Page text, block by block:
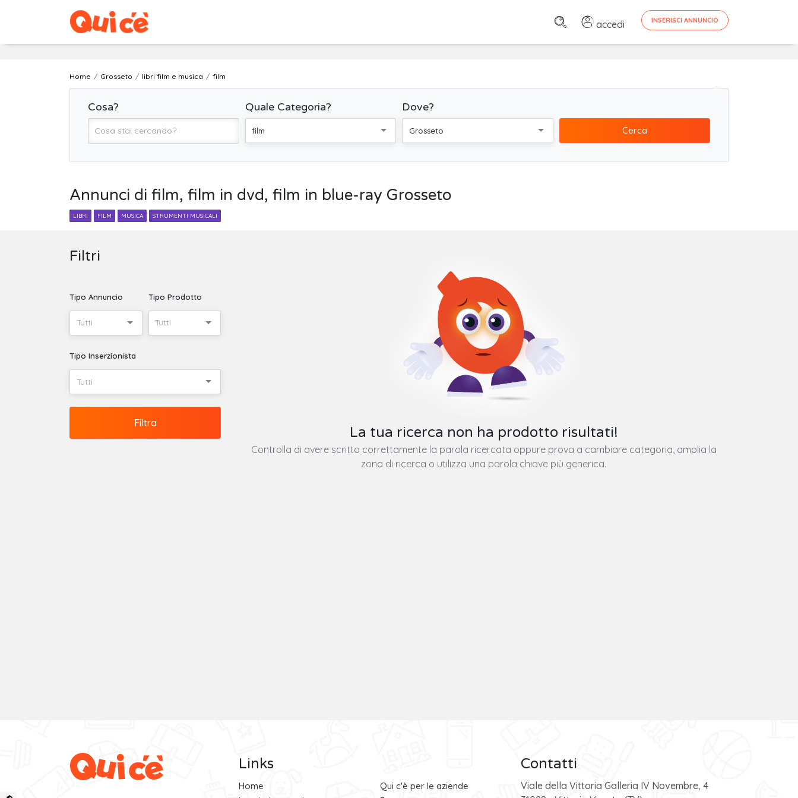
accedi INSERISCI ANNUNCIO
Home Grosseto libri film e musica film
Cosa? Quale Categoria?
film
Dove?
Grosseto Cerca
Annunci di film, film in dvd, film in blue-ray Grosseto
LIBRI FILM MUSICA STRUMENTI MUSICALI
Filtri
Tipo Annuncio
Tutti
Tipo Prodotto
Tutti
Tipo Inserzionista
Tutti
Filtra
La tua ricerca non ha prodotto risultati!
Controlla di avere scritto correttamente la parola ricercata oppure prova a cambiare categoria, amplia la
zona di ricerca o utilizza una parola chiave più generica.
Links
Home
Qui c'è per le aziende
Contatti
Viale della Vittoria Galleria IV Novembre, 4